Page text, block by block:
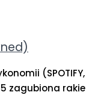
zagubiona